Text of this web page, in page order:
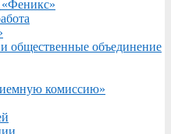
«Феникс»
общественные объединение
комиссию»